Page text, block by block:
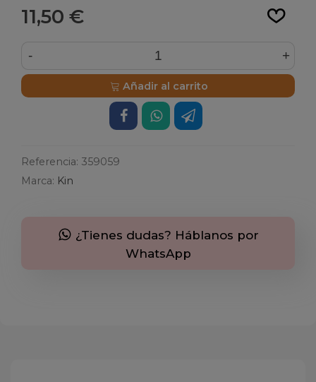
11,50 €
- +
Añadir al carrito
Referencia: 359059
Marca: Kin
¿Tienes dudas? Háblanos por
WhatsApp